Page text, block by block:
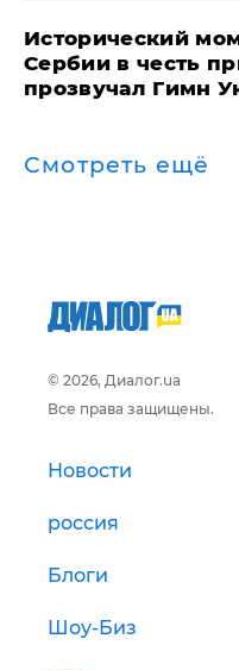
Исторический
Сербии в честь
прозвучал Гимн
Смотреть ещё
© 2026, Диалог.ua
Все права защищены.
Новости
россия
Блоги
Шоу-Биз